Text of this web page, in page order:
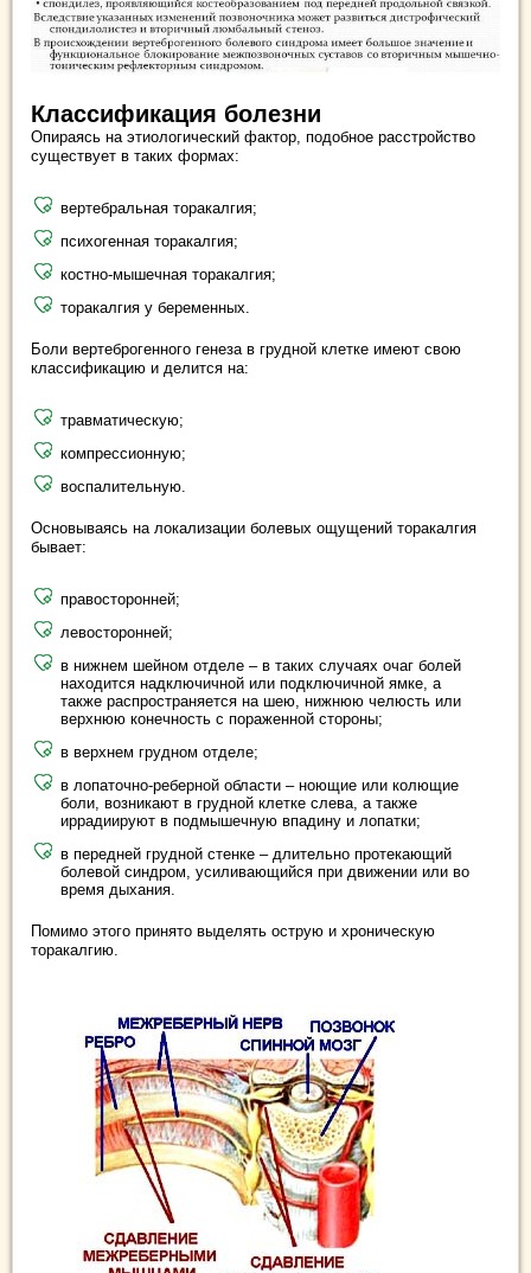
Классификация болезни
Опираясь на этиологический фактор, подобное расстройство
существует в таких формах:
вертебральная торакалгия;
психогенная торакалгия;
костно-мышечная торакалгия;
торакалгия у беременных.
Боли вертеброгенного генеза в грудной клетке имеют свою
классификацию и делится на:
травматическую;
компрессионную;
воспалительную.
Основываясь на локализации болевых ощущений торакалгия
бывает:
правосторонней;
левосторонней;
в нижнем шейном отделе – в таких случаях очаг болей
находится надключичной или подключичной ямке, а
также распространяется на шею, нижнюю челюсть или
верхнюю конечность с пораженной стороны;
в верхнем грудном отделе;
в лопаточно-реберной области – ноющие или колющие
боли, возникают в грудной клетке слева, а также
иррадиируют в подмышечную впадину и лопатки;
в передней грудной стенке – длительно протекающий
болевой синдром, усиливающийся при движении или во
время дыхания.
Помимо этого принято выделять острую и хроническую
торакалгию.